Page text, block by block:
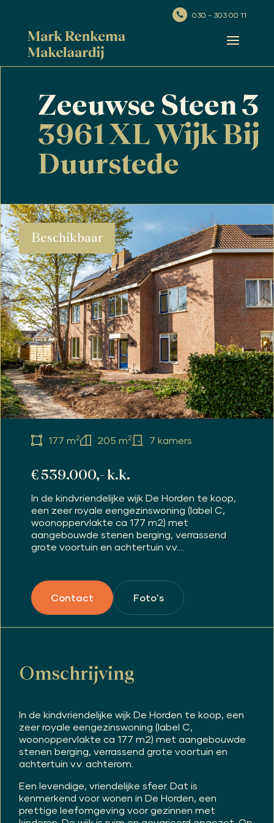
 030 - 303 00 11
Zeeuwse Steen 3
3961 XL Wijk Bij
Duurstede
Beschikbaar
177 m2 205 m2 7 kamers
€ 539.000,- k.k.
In de kindvriendelijke wijk De Horden te koop,
een zeer royale eengezinswoning (label C,
woonoppervlakte ca 177 m2) met
aangebouwde stenen berging, verrassend
grote voortuin en achtertuin v.v....
Contact Foto's
Omschrijving
In de kindvriendelijke wijk De Horden te koop, een
zeer royale eengezinswoning (label C,
woonoppervlakte ca 177 m2) met aangebouwde
stenen berging, verrassend grote voortuin en
achtertuin v.v. achterom.
Een levendige, vriendelijke sfeer. Dat is
kenmerkend voor wonen in De Horden, een
prettige leefomgeving voor gezinnen met